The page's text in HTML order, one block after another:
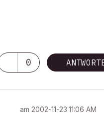
0
am ‎2002-11-23 11:06 AM